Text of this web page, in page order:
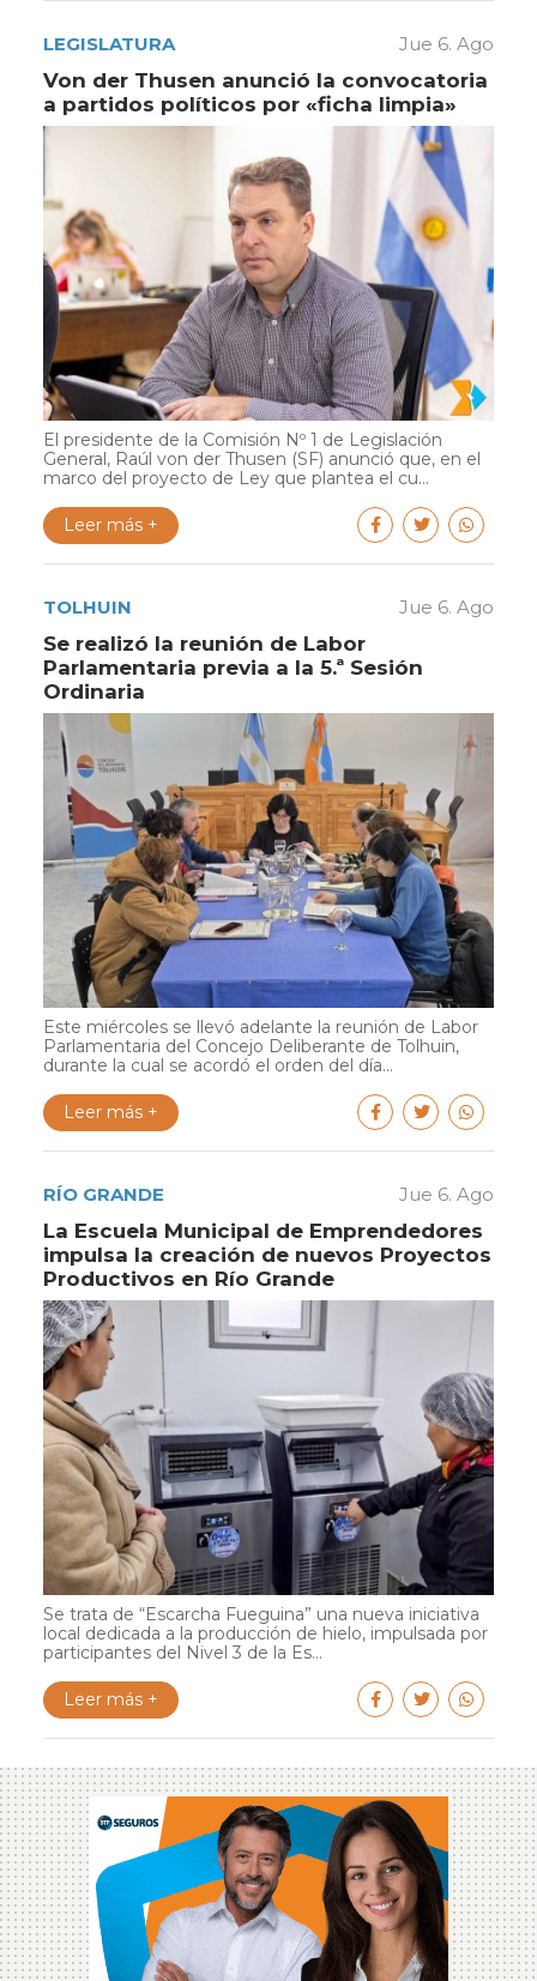
LEGISLATURA Jue 6. Ago
Von der Thusen anunció la convocatoria
a partidos políticos por «ficha limpia»
El presidente de la Comisión Nº 1 de Legislación
General, Raúl von der Thusen (SF) anunció que, en el
marco del proyecto de Ley que plantea el cu...
Leer más +
TOLHUIN Jue 6. Ago
Se realizó la reunión de Labor
Parlamentaria previa a la 5.ª Sesión
Ordinaria
Este miércoles se llevó adelante la reunión de Labor
Parlamentaria del Concejo Deliberante de Tolhuin,
durante la cual se acordó el orden del día...
Leer más +
RÍO GRANDE Jue 6. Ago
La Escuela Municipal de Emprendedores
impulsa la creación de nuevos Proyectos
Productivos en Río Grande
Se trata de “Escarcha Fueguina” una nueva iniciativa
local dedicada a la producción de hielo, impulsada por
participantes del Nivel 3 de la Es...
Leer más +